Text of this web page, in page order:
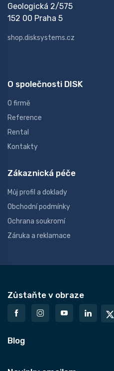
Geologická 2/575
152 00 Praha 5
shop.disksystems.cz
O společnosti DISK
O firmě
Reference
Rental
Kontakty
Zákaznická péče
Můj profil a doklady
Obchodní podmínky
Ochrana soukromí
Záruka a reklamace
Zůstaňte v obraze
Blog